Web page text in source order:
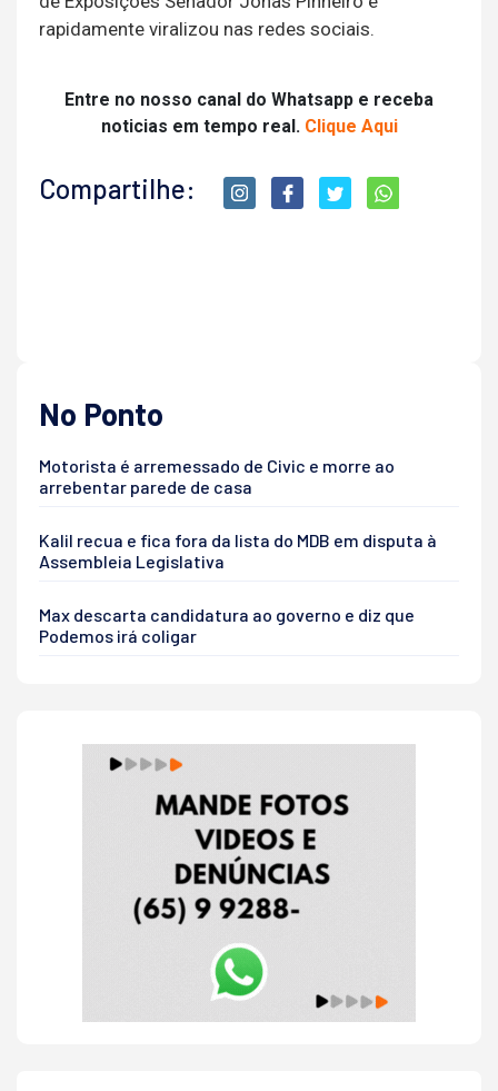
rapidamente viralizou nas redes sociais.
Entre no nosso canal do Whatsapp e receba
noticias em tempo real. Clique Aqui
Compartilhe:
No Ponto
Motorista é arremessado de Civic e morre ao
arrebentar parede de casa
Kalil recua e fica fora da lista do MDB em disputa à
Assembleia Legislativa
Max descarta candidatura ao governo e diz que
Podemos irá coligar